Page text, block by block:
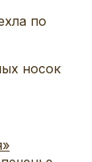
по
носок